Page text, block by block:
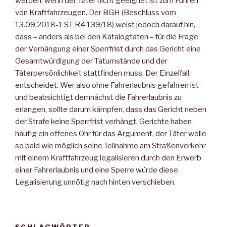
von Kraftfahrzeugen. Der BGH (Beschluss vom
13.09.2018-1 ST R4 139/18) weist jedoch darauf hin,
dass – anders als bei den Katalogtaten – für die Frage
der Verhängung einer Sperrfrist durch das Gericht eine
Gesamtwürdigung der Tatumstände und der
Täterpersönlichkeit stattfinden muss. Der Einzelfall
entscheidet. Wer also ohne Fahrerlaubnis gefahren ist
und beabsichtigt demnächst die Fahrerlaubnis zu
erlangen, sollte darum kämpfen, dass das Gericht neben
der Strafe keine Sperrfrist verhängt. Gerichte haben
häufig ein offenes Ohr für das Argument, der Täter wolle
so bald wie möglich seine Teilnahme am Straßenverkehr
mit einem Kraftfahrzeug legalisieren durch den Erwerb
einer Fahrerlaubnis und eine Sperre würde diese
Legalisierung unnötig nach hinten verschieben.